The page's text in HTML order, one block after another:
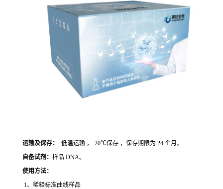
运输及保存：
低温运输 ，-20℃保存 ，保存期限为 24 个月。
自备试剂： 样品 DNA。
使用方法：
1、稀释标准曲线样品